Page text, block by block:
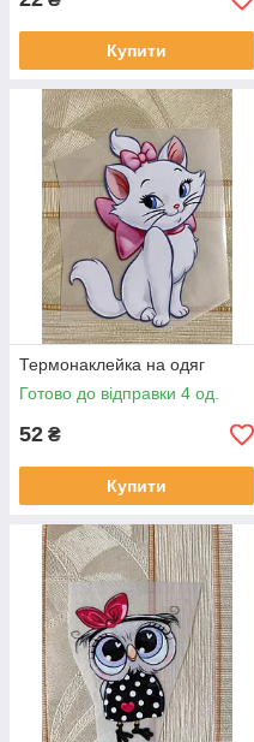
Купити
Термонаклейка на одяг
Готово до відправки 4 од.
52 ₴
Купити